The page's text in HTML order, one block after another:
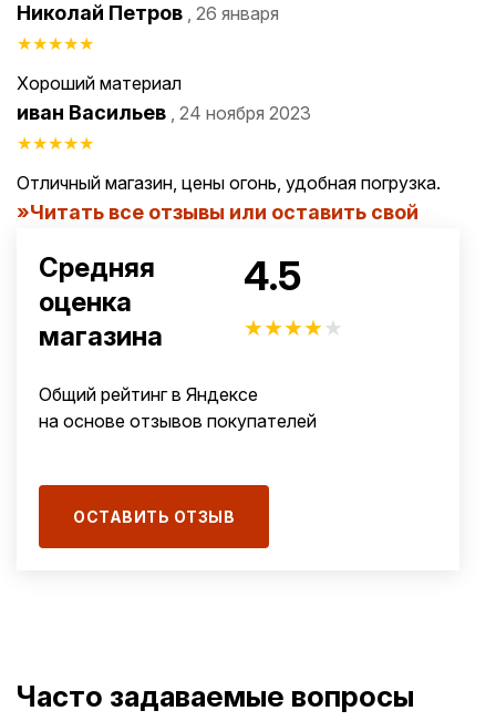
Средняя
оценка
магазина
4.5
★★★★★
Общий рейтинг в Яндексе
на основе отзывов покупателей
ОСТАВИТЬ ОТЗЫВ
Николай Петров , 26 января
★★★★★
Хороший материал
иван Васильев , 24 ноября 2023
★★★★★
Отличный магазин, цены огонь, удобная погрузка.
Читать все отзывы или оставить свой
Часто задаваемые вопросы